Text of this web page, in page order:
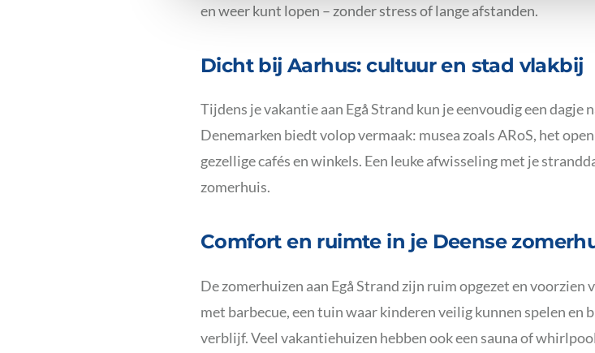
en weer kunt lopen – zonder stress of lange afstanden.
Dicht bij Aarhus: cultuur en stad vlakbij
Tijdens je vakantie aan Egå Strand kun je eenvoudig een dagje
Denemarken biedt volop vermaak: musea zoals ARoS, het
gezellige cafés en winkels. Een leuke afwisseling met je
zomerhuis.
Comfort en ruimte in je Deense
De zomerhuizen aan Egå Strand zijn ruim opgezet en voorzien
met barbecue, een tuin waar kinderen veilig kunnen spelen en
verblijf. Veel vakantiehuizen hebben ook een sauna of